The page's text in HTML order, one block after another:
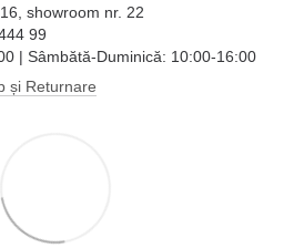
showroom nr. 22
99
| Sâmbătă-Duminică: 10:00-16:00
și Returnare